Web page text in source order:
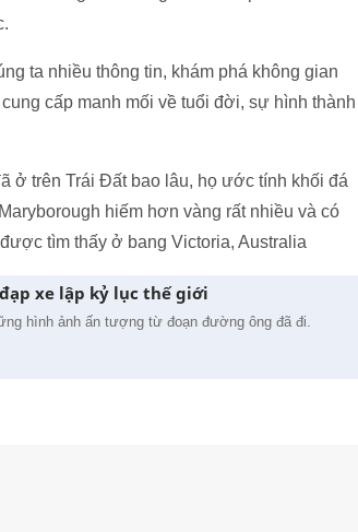
ta nhiều thông tin, khám phá không gian
cấp manh mối về tuổi đời, sự hình thành
ở trên Trái Đất bao lâu, họ ước tính khối đá
hiếm hơn vàng rất nhiều và có
tìm thấy ở bang Victoria, Australia
xe lập kỷ lục thế giới
hình ảnh ấn tượng từ đoạn đường ông đã đi.